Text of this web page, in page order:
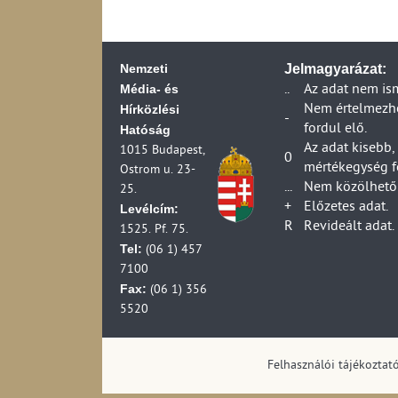
ideje belföldi
Egyetemes
átfutási ideje
Egyetemes
ideje belföldi
Panaszok,
2024)
Panaszok,
2024)
(1990-2006)
A postai
szolgáltató
A postai
HIF ellenőrzési
A postai
szolgáltató
A postai
A száz lakosra
2006)
Nemzeti
Média- és
Hírközlési
Hatóság
1015 Budapest,
Ostrom u. 23-
25.
Levélcím:
1525. Pf. 75.
Tel: (06 1) 457
7100
Fax: (06 1) 356
5520
Jelmagyarázat:
..
Az adat nem
-
Nem
fordul elő.
0
Az adat
mértékegység
...
Nem
+
Előzetes adat.
R
Revideált adat.
Felhasználói